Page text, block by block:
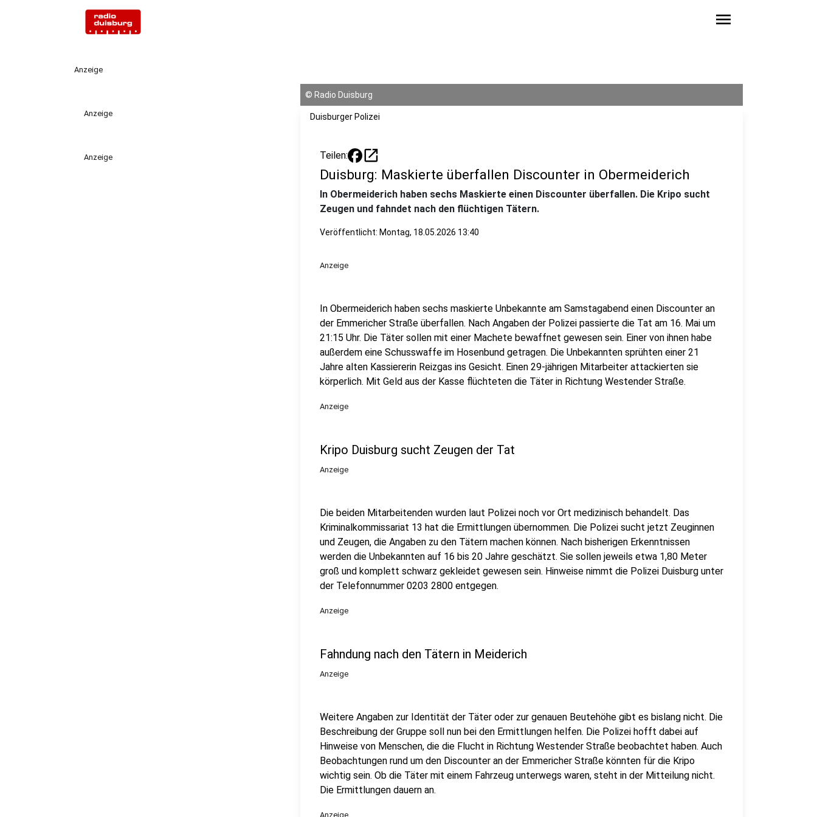
menu
Anzeige
Anzeige
Anzeige
© Radio Duisburg
Duisburger Polizei
Teilen: open_in_new
Duisburg: Maskierte überfallen Discounter in Obermeiderich
In Obermeiderich haben sechs Maskierte einen Discounter überfallen. Die Kripo sucht
Zeugen und fahndet nach den flüchtigen Tätern.
Veröffentlicht: Montag, 18.05.2026 13:40
Anzeige
In Obermeiderich haben sechs maskierte Unbekannte am Samstagabend einen Discounter an
der Emmericher Straße überfallen. Nach Angaben der Polizei passierte die Tat am 16. Mai um
21:15 Uhr. Die Täter sollen mit einer Machete bewaffnet gewesen sein. Einer von ihnen habe
außerdem eine Schusswaffe im Hosenbund getragen. Die Unbekannten sprühten einer 21
Jahre alten Kassiererin Reizgas ins Gesicht. Einen 29-jährigen Mitarbeiter attackierten sie
körperlich. Mit Geld aus der Kasse flüchteten die Täter in Richtung Westender Straße.
Anzeige
Kripo Duisburg sucht Zeugen der Tat
Anzeige
Die beiden Mitarbeitenden wurden laut Polizei noch vor Ort medizinisch behandelt. Das
Kriminalkommissariat 13 hat die Ermittlungen übernommen. Die Polizei sucht jetzt Zeuginnen
und Zeugen, die Angaben zu den Tätern machen können. Nach bisherigen Erkenntnissen
werden die Unbekannten auf 16 bis 20 Jahre geschätzt. Sie sollen jeweils etwa 1,80 Meter
groß und komplett schwarz gekleidet gewesen sein. Hinweise nimmt die Polizei Duisburg unter
der Telefonnummer 0203 2800 entgegen.
Anzeige
Fahndung nach den Tätern in Meiderich
Anzeige
Weitere Angaben zur Identität der Täter oder zur genauen Beutehöhe gibt es bislang nicht. Die
Beschreibung der Gruppe soll nun bei den Ermittlungen helfen. Die Polizei hofft dabei auf
Hinweise von Menschen, die die Flucht in Richtung Westender Straße beobachtet haben. Auch
Beobachtungen rund um den Discounter an der Emmericher Straße könnten für die Kripo
wichtig sein. Ob die Täter mit einem Fahrzeug unterwegs waren, steht in der Mitteilung nicht.
Die Ermittlungen dauern an.
Anzeige